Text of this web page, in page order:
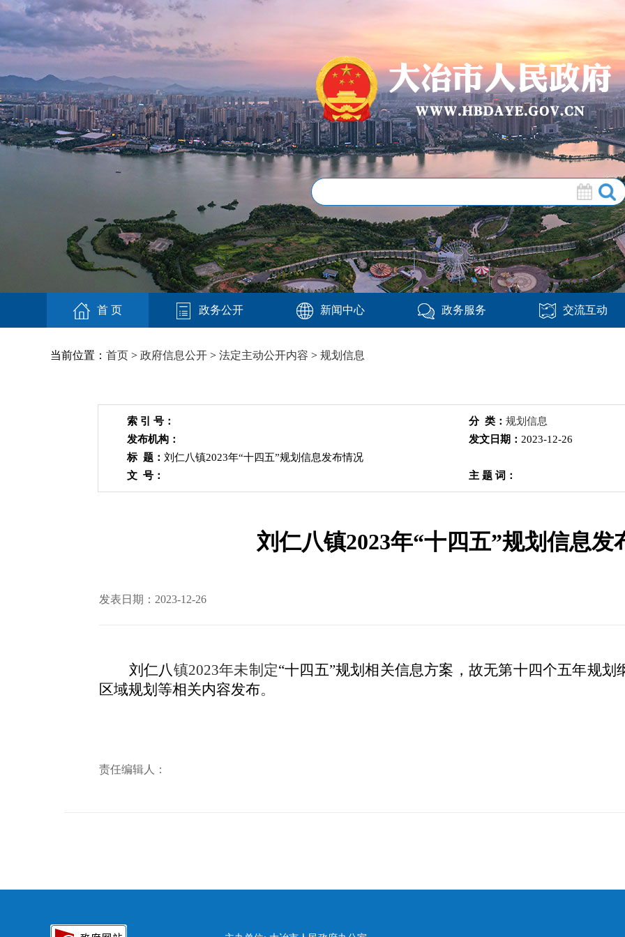
首 页 政务公开 新闻中心 政务服务 交流互动
当前位置： 首页 > 政府信息公开 > 法定主动公开内容 > 规划信息
索 引 号： 分 类： 规划信息
发布机构：
发文日期： 2023-12-26
标 题： 刘仁八镇2023年“十四五”规划信息发布情况
文 号：
主 题 词：
刘仁八镇2023年“十四五”规划信息发
发表日期：2023-12-26
刘仁八镇2023年未制定“十四五”规划相关信息方案，故无第十四个五年规
区域规划等相关内容发布。
责任编辑人：